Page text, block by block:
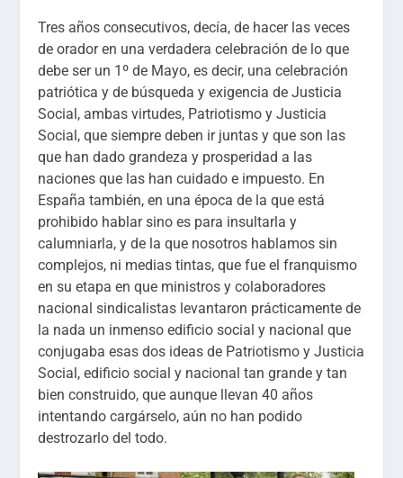
Tres años consecutivos, decía, de hacer las veces
de orador en una verdadera celebración de lo que
debe ser un 1º de Mayo, es decir, una celebración
patriótica y de búsqueda y exigencia de Justicia
Social, ambas virtudes, Patriotismo y Justicia
Social, que siempre deben ir juntas y que son las
que han dado grandeza y prosperidad a las
naciones que las han cuidado e impuesto. En
España también, en una época de la que está
prohibido hablar sino es para insultarla y
calumniarla, y de la que nosotros hablamos sin
complejos, ni medias tintas, que fue el franquismo
en su etapa en que ministros y colaboradores
nacional sindicalistas levantaron prácticamente de
la nada un inmenso edificio social y nacional que
conjugaba esas dos ideas de Patriotismo y Justicia
Social, edificio social y nacional tan grande y tan
bien construido, que aunque llevan 40 años
intentando cargárselo, aún no han podido
destrozarlo del todo.